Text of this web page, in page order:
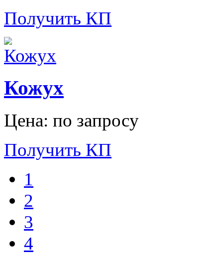
Получить КП
Кожух
Цена: по запросу
Получить КП
1
2
3
4